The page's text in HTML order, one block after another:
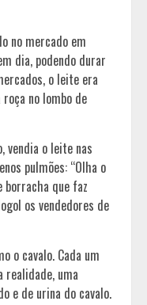
no mercado em
dia, podendo durar
o leite era
no lombo de
vendia o leite nas
pulmões: “Olha o
borracha que faz
os vendedores de
o cavalo. Cada um
realidade, uma
e de urina do cavalo.